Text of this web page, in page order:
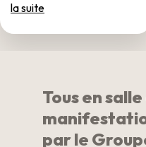
la suite
Tous en
par le